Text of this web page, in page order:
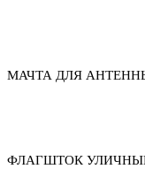
МАЧТА ДЛЯ
ФЛАГШТОК